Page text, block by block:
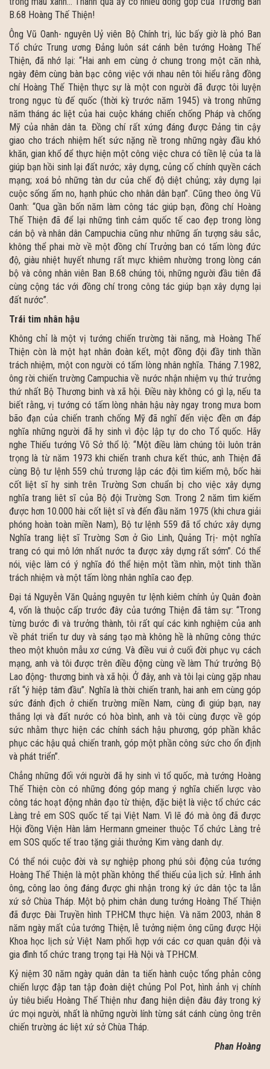
B.68 Hoàng Thế Thiện!
Ông Vũ Oanh- nguyên Uỷ viên Bộ Chính trị, lúc bấy giờ là phó Ban
Tổ chức Trung ương Đảng luôn sát cánh bên tướng Hoàng Thế
Thiện, đã nhớ lại: “Hai anh em cùng ở chung trong một căn nhà,
ngày đêm cùng bàn bạc công việc với nhau nên tôi hiểu rằng đồng
chí Hoàng Thế Thiện thực sự là một con người đã được tôi luyện
trong ngục tù đế quốc (thời kỳ trước năm 1945) và trong những
năm tháng ác liệt của hai cuộc kháng chiến chống Pháp và chống
Mỹ của nhân dân ta. Đồng chí rất xứng đáng được Đảng tin cậy
giao cho trách nhiệm hết sức nặng nề trong những ngày đầu khó
khăn, gian khổ để thực hiện một công việc chưa có tiền lệ của ta là
giúp bạn hồi sinh lại đất nước; xây dựng, củng cố chính quyền cách
mạng; xoá bỏ những tàn dư của chế độ diệt chủng; xây dựng lại
cuộc sống ấm no, hạnh phúc cho nhân dân bạn”. Cũng theo ông Vũ
Oanh: “Qua gần bốn năm làm công tác giúp bạn, đồng chí Hoàng
Thế Thiện đã để lại những tình cảm quốc tế cao đẹp trong lòng
cán bộ và nhân dân Campuchia cũng như những ấn tượng sâu sắc,
không thể phai mờ về một đồng chí Trưởng ban có tấm lòng đức
độ, giàu nhiệt huyết nhưng rất mực khiêm nhường trong lòng cán
bộ và công nhân viên Ban B.68 chúng tôi, những người đầu tiên đã
cùng cộng tác với đồng chí trong công tác giúp bạn xây dựng lại
đất nước”.
Trái tim nhân hậu
Không chỉ là một vị tướng chiến trường tài năng, mà Hoàng Thế
Thiện còn là một hạt nhân đoàn kết, một đồng đội đầy tinh thần
trách nhiệm, một con người có tấm lòng nhân nghĩa. Tháng 7.1982,
ông rời chiến trường Campuchia về nước nhận nhiệm vụ thứ trưởng
thứ nhất Bộ Thương binh và xã hội. Điều này không có gì lạ, nếu ta
biết rằng, vị tướng có tấm lòng nhân hậu này ngay trong mưa bom
bão đạn của chiến tranh chống Mỹ đã nghĩ đến việc đền ơn đáp
nghĩa những người đã hy sinh vì độc lập tự do cho Tổ quốc. Hãy
nghe Thiếu tướng Võ Sở thổ lộ: “Một điều làm chúng tôi luôn trân
trọng là từ năm 1973 khi chiến tranh chưa kết thúc, anh Thiện đã
cùng Bộ tư lệnh 559 chủ trương lập các đội tìm kiếm mộ, bốc hài
cốt liệt sĩ hy sinh trên Trường Sơn chuẩn bị cho việc xây dựng
nghĩa trang liêt sĩ của Bộ đội Trường Sơn. Trong 2 năm tìm kiếm
được hơn 10.000 hài cốt liệt sĩ và đến đầu năm 1975 (khi chưa giải
phóng hoàn toàn miền Nam), Bộ tư lệnh 559 đã tổ chức xây dựng
Nghĩa trang liệt sĩ Trường Sơn ở Gio Linh, Quảng Trị- một nghĩa
trang có qui mô lớn nhất nước ta được xây dựng rất sớm”. Có thể
nói, việc làm có ý nghĩa đó thể hiện một tầm nhìn, một tinh thần
trách nhiệm và một tấm lòng nhân nghĩa cao đẹp.
Đại tá Nguyễn Văn Quảng nguyên tư lệnh kiêm chính ủy Quân đoàn
4, vốn là thuộc cấp trước đây của tướng Thiện đã tâm sự: “Trong
từng bước đi và trưởng thành, tôi rất quí các kinh nghiệm của anh
về phát triển tư duy và sáng tạo mà không hề là những công thức
theo một khuôn mẫu xơ cứng. Và điều vui ở cuối đời phục vụ cách
mạng, anh và tôi được trên điều động cùng về làm Thứ trưởng Bộ
Lao động- thương binh và xã hội. Ở đây, anh và tôi lại cùng gặp nhau
rất “ý hiệp tâm đầu”. Nghĩa là thời chiến tranh, hai anh em cùng góp
sức đánh địch ở chiến trường miền Nam, cùng đi giúp bạn, nay
thắng lợi và đất nước có hòa bình, anh và tôi cùng được về góp
sức nhằm thực hiện các chính sách hậu phương, góp phần khắc
phục các hậu quả chiến tranh, góp một phần công sức cho ổn định
và phát triển”.
Chẳng những đối với người đã hy sinh vì tổ quốc, mà tướng Hoàng
Thế Thiện còn có những đóng góp mang ý nghĩa chiến lược vào
công tác hoạt động nhân đạo từ thiện, đặc biệt là việc tổ chức các
Làng trẻ em SOS quốc tế tại Việt Nam. Vì lẽ đó mà ông đã được
Hội đồng Viện Hàn lâm Hermann gmeiner thuộc Tổ chức Làng trẻ
em SOS quốc tế trao tặng giải thưởng Kim vàng danh dự.
Có thể nói cuộc đời và sự nghiệp phong phú sôi động của tướng
Hoàng Thế Thiện là một phần không thể thiếu của lịch sử. Hình ảnh
ông, công lao ông đáng được ghi nhận trong ký ức dân tộc ta lẫn
xứ sở Chùa Tháp. Một bộ phim chân dung tướng Hoàng Thế Thiện
đã được Đài Truyền hình TP.HCM thực hiện. Và năm 2003, nhân 8
năm ngày mất của tướng Thiện, lễ tưởng niệm ông cũng được Hội
Khoa học lịch sử Việt Nam phối hợp với các cơ quan quân đội và
gia đình tổ chức trang trọng tại Hà Nội và TP.HCM.
Kỷ niệm 30 năm ngày quân dân ta tiến hành cuộc tổng phản công
chiến lược đập tan tập đoàn diệt chủng Pol Pot, hình ảnh vị chính
ủy tiêu biểu Hoàng Thế Thiện như đang hiện diện đâu đây trong ký
ức mọi người, nhất là những người lính từng sát cánh cùng ông trên
chiến trường ác liệt xứ sở Chùa Tháp.
Phan Hoàng